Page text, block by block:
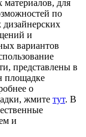
для
по
и
вариантов
представлены в
площадке
о
жмите тут. В
и